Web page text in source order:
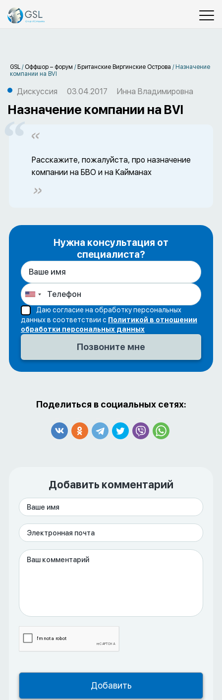
GSL / Оффшор – форум / Британские Виргинские Острова / Назначение
компании на BVI
Дискуссия 03.04.2017 Инна Владимировна
Назначение компании на BVI
Расскажите, пожалуйста, про назначение
компании на БВО и на Кайманах
Нужна консультация от
специалиста?
Даю согласие на обработку персональных
данных в соответствии с Политикой в отношении
обработки персональных данных
Поделиться в социальных сетях:
Добавить комментарий